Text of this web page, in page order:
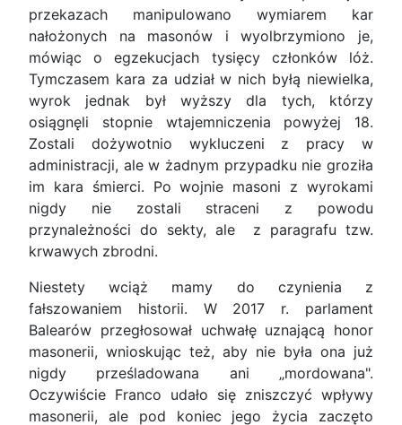
przekazach manipulowano wymiarem kar
nałożonych na masonów i wyolbrzymiono je,
mówiąc o egzekucjach tysięcy członków lóż.
Tymczasem kara za udział w nich byłą niewielka,
wyrok jednak był wyższy dla tych, którzy
osiągnęli stopnie wtajemniczenia powyżej 18.
Zostali dożywotnio wykluczeni z pracy w
administracji, ale w żadnym przypadku nie groziła
im kara śmierci. Po wojnie masoni z wyrokami
nigdy nie zostali straceni z powodu
przynależności do sekty, ale z paragrafu tzw.
krwawych zbrodni.
Niestety wciąż mamy do czynienia z
fałszowaniem historii. W 2017 r. parlament
Balearów przegłosował uchwałę uznającą honor
masonerii, wnioskując też, aby nie była ona już
nigdy prześladowana ani „mordowana".
Oczywiście Franco udało się zniszczyć wpływy
masonerii, ale pod koniec jego życia zaczęto